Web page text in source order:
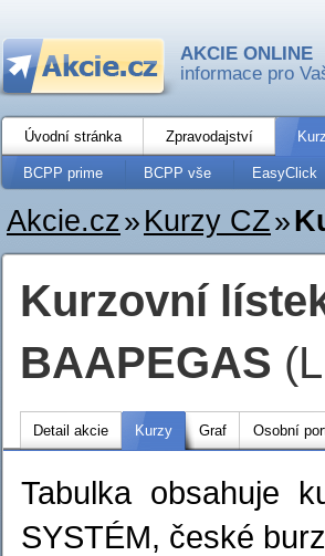
AKCIE ONLINE
informace pro
Úvodní stránka Zpravodajství
BCPP prime BCPP vše EasyClick
Akcie.cz» Kurzy CZ»
Kurzovní
BAAPEGAS
Detail akcie Kurzy Graf Osobní
Tabulka obsahuje
SYSTÉM, české